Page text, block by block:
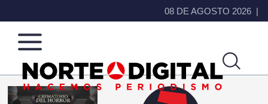
08 DE AGOSTO 2026